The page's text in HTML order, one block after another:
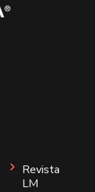
Revista
LM